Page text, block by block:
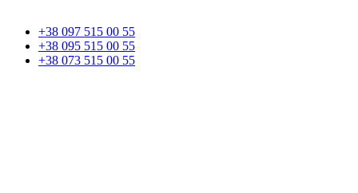
+38 097 515 00 55
+38 095 515 00 55
+38 073 515 00 55